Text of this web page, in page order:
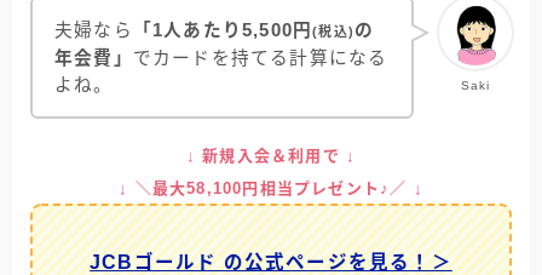
Saki
夫婦なら 「1人あたり5,500円(税込) の
年会費」 でカードを持てる計算になる
よね。
↓ 新規入会＆利用で ↓
↓ ＼最大58,100円相当プレゼント♪／ ↓
JCBゴールド の公式ページを見る！＞